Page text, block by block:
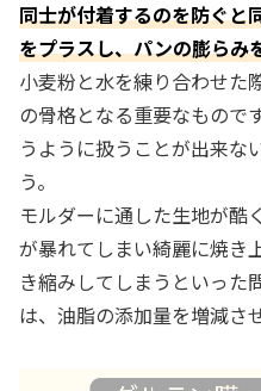
同士が付着するのを防ぐと
をプラスし、パンの膨らみ
小麦粉と水を練り合わせた
の骨格となる重要なもので
うように扱うことが出来な
う。
モルダーに通した生地が酷
が暴れてしまい綺麗に焼き
き縮みしてしまうといった
は、油脂の添加量を増減さ